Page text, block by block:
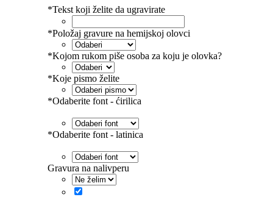
*Tekst koji želite da ugravirate
*Položaj gravure na hemijskoj olovci
*Kojom rukom piše osoba za koju je olovka?
*Koje pismo želite
*Odaberite font - ćirilica
*Odaberite font - latinica
Gravura na nalivperu